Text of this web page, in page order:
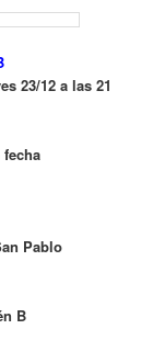
23/12 a las 21
Pablo
B